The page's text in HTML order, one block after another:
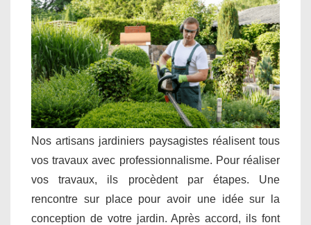
Nos artisans jardiniers paysagistes réalisent tous
vos travaux avec professionnalisme. Pour réaliser
vos travaux, ils procèdent par étapes. Une
rencontre sur place pour avoir une idée sur la
conception de votre jardin. Après accord, ils font